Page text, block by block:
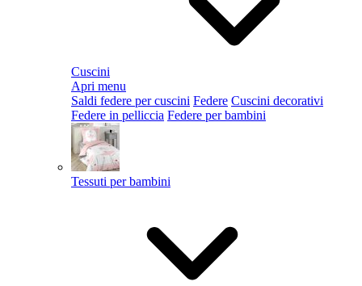
Cuscini
Apri menu
Saldi federe per cuscini Federe Cuscini decorativi
Federe in pelliccia Federe per bambini
Tessuti per bambini